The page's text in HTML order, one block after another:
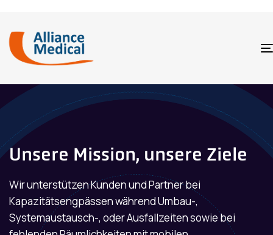
Unsere Mission, unsere Ziele
Wir unterstützen Kunden und Partner bei
Kapazitätsengpässen während Umbau-,
Systemaustausch-, oder Ausfallzeiten sowie bei